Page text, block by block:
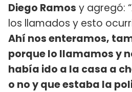
Diego Ramos y agregó:
los llamados y esto
Ahí nos enteramos,
porque lo llamamos y
había ido a la casa a
o no y que estaba la